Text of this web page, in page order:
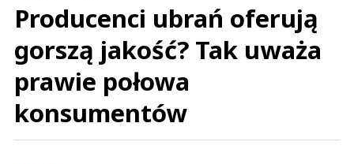
Producenci ubrań oferują
gorszą jakość? Tak uważa
prawie połowa
konsumentów